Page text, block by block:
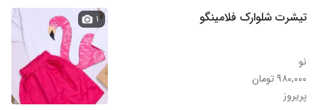
تیشرت شلوارک فلامینگو
نو
۹۸۰,۰۰۰ تومان
پریروز
۱